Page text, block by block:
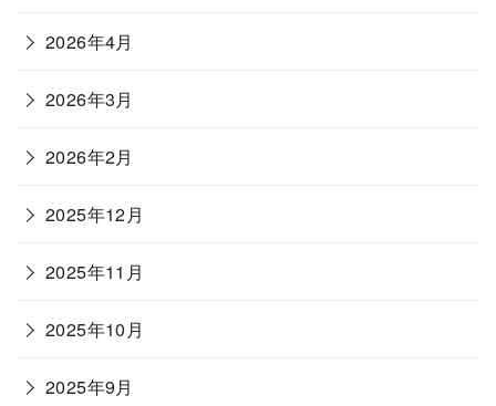
2026年4月
2026年3月
2026年2月
2025年12月
2025年11月
2025年10月
2025年9月